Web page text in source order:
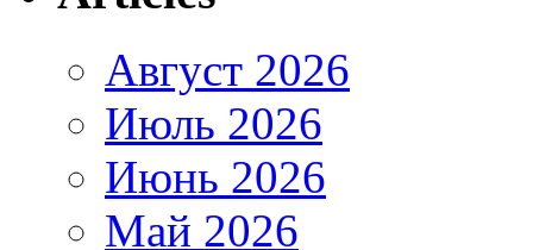
Август 2026
Июль 2026
Июнь 2026
Май 2026